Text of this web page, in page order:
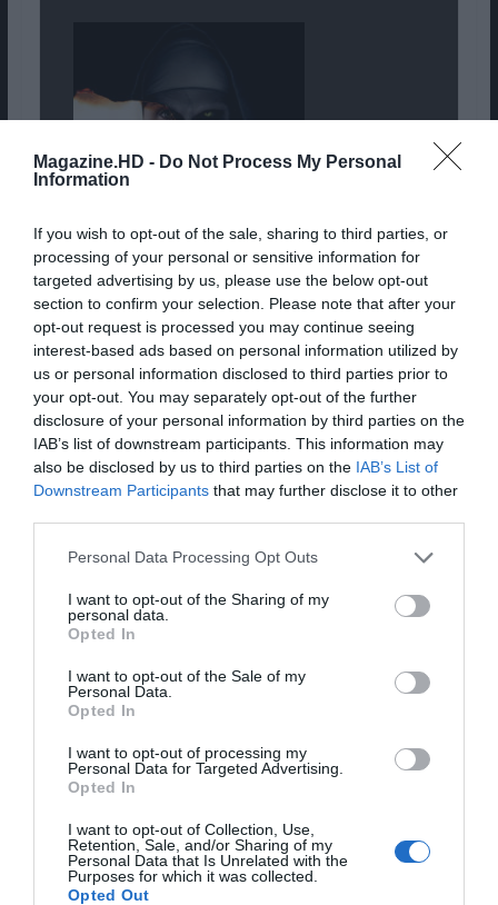
Magazine.HD - Do Not Process My Personal
Information
If you wish to opt-out of the sale, sharing to third parties, or
processing of your personal or sensitive information for
targeted advertising by us, please use the below opt-out
section to confirm your selection. Please note that after your
opt-out request is processed you may continue seeing
interest-based ads based on personal information utilized by
us or personal information disclosed to third parties prior to
your opt-out. You may separately opt-out of the further
disclosure of your personal information by third parties on the
IAB’s list of downstream participants. This information may
also be disclosed by us to third parties on the IAB’s List of
Downstream Participants that may further disclose it to other
Personal Data Processing Opt Outs
I want to opt-out of the Sharing of my
personal data.
Opted In
I want to opt-out of the Sale of my
Personal Data.
Opted In
I want to opt-out of processing my
Personal Data for Targeted Advertising.
Opted In
I want to opt-out of Collection, Use,
Retention, Sale, and/or Sharing of my
Personal Data that Is Unrelated with the
Purposes for which it was collected.
Opted Out
Movie title:The Nun
Pub
Date published: 13 de September de 2018
Director(s):
Pub